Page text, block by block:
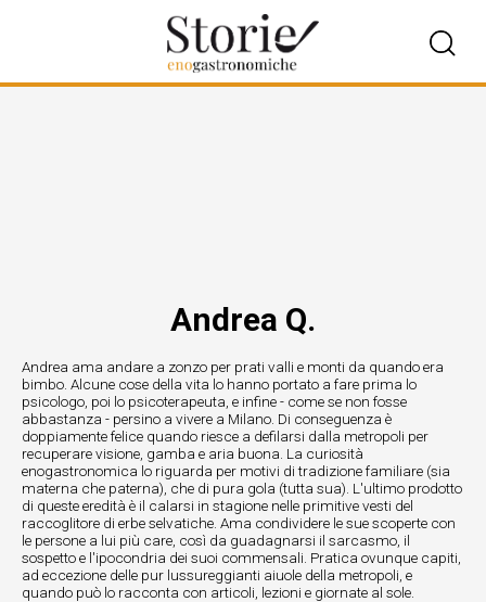
Andrea Q.
Andrea ama andare a zonzo per prati valli e monti da quando era
bimbo. Alcune cose della vita lo hanno portato a fare prima lo
psicologo, poi lo psicoterapeuta, e infine - come se non fosse
abbastanza - persino a vivere a Milano. Di conseguenza è
doppiamente felice quando riesce a defilarsi dalla metropoli per
recuperare visione, gamba e aria buona. La curiosità
enogastronomica lo riguarda per motivi di tradizione familiare (sia
materna che paterna), che di pura gola (tutta sua). L'ultimo prodotto
di queste eredità è il calarsi in stagione nelle primitive vesti del
raccoglitore di erbe selvatiche. Ama condividere le sue scoperte con
le persone a lui più care, così da guadagnarsi il sarcasmo, il
sospetto e l'ipocondria dei suoi commensali. Pratica ovunque capiti,
ad eccezione delle pur lussureggianti aiuole della metropoli, e
quando può lo racconta con articoli, lezioni e giornate al sole.